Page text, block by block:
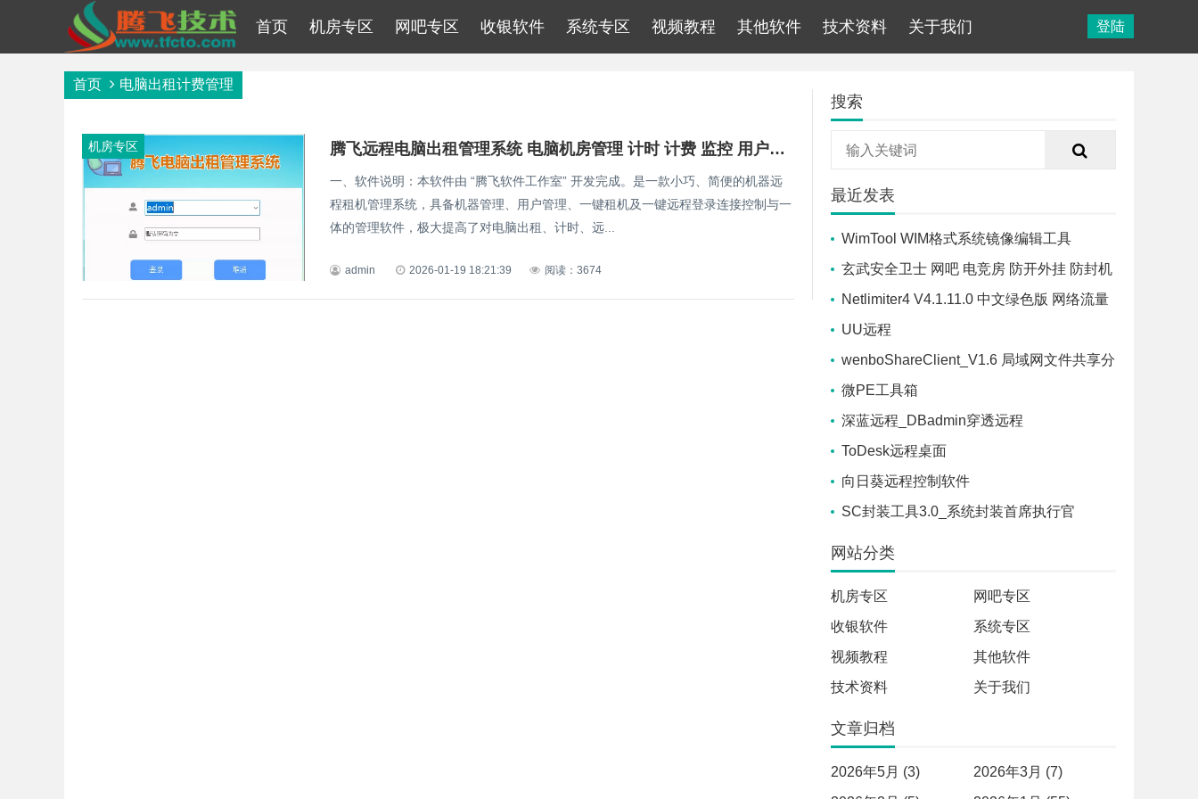
首页 机房专区 网吧专区 收银软件 系统专区 视频教程 其他软件 技术资料 关于我们 登陆
首页 电脑出租计费管理
机房专区 腾飞远程电脑出租管理系统 电脑机房管理 计时 计费 监控 用户管理软件
一、软件说明：本软件由 “腾飞软件工作室” 开发完成。是一款小巧、简便的机器远
程租机管理系统，具备机器管理、用户管理、一键租机及一键远程登录连接控制与一
体的管理软件，极大提高了对电脑出租、计时、远...
admin 2026-01-19 18:21:39 阅读：3674
搜索
最近发表
WimTool WIM格式系统镜像编辑工具
玄武安全卫士 网吧 电竞房 防开外挂 防封机
器码 防盗号 防御软件
Netlimiter4 V4.1.11.0 中文绿色版 网络流量
控制软件
UU远程
wenboShareClient_V1.6 局域网文件共享分
享工具
微PE工具箱
深蓝远程_DBadmin穿透远程
ToDesk远程桌面
向日葵远程控制软件
SC封装工具3.0_系统封装首席执行官
网站分类
机房专区
网吧专区
收银软件
系统专区
视频教程
其他软件
技术资料
关于我们
文章归档
2026年5月 (3)
2026年3月 (7)